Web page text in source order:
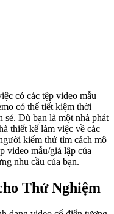
có các tệp video mẫu
có thể tiết kiệm thời
sẻ. Dù bạn là một nhà phát
thiết kế làm việc về các
kiểm thử tìm cách mô
video mẫu/giả lập của
nhu cầu của bạn.
Thử Nghiệm